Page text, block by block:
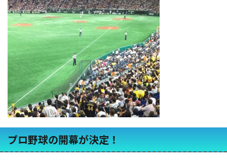
プロ野球の開幕が決定！